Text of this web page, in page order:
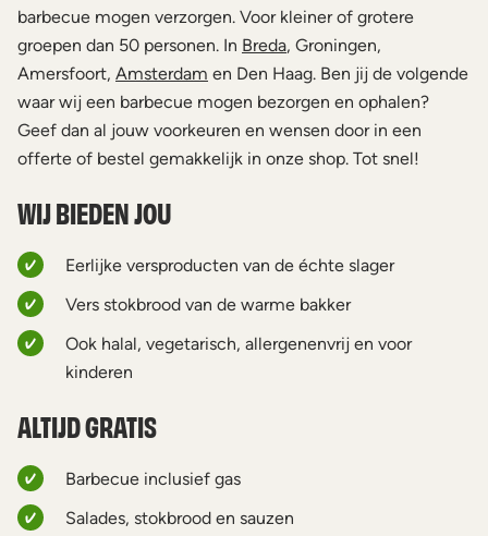
barbecue mogen verzorgen. Voor kleiner of grotere
groepen dan 50 personen. In Breda, Groningen,
Amersfoort, Amsterdam en Den Haag. Ben jij de volgende
waar wij een barbecue mogen bezorgen en ophalen?
Geef dan al jouw voorkeuren en wensen door in een
offerte of bestel gemakkelijk in onze shop. Tot snel!
WIJ BIEDEN JOU
Eerlijke versproducten van de échte slager
Vers stokbrood van de warme bakker
Ook halal, vegetarisch, allergenenvrij en voor
kinderen
ALTIJD GRATIS
Barbecue inclusief gas
Salades, stokbrood en sauzen